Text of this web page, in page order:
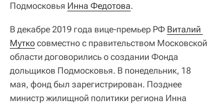
Подмосковья Инна Федотова.
В декабре 2019 года вице-премьер РФ Виталий
Муткосовместно с правительством Московской
области договорились о создании Фонда
дольщиков Подмосковья. В понедельник, 18
мая, фонд был зарегистрирован. Позднее
министр жилищной политики региона Инна